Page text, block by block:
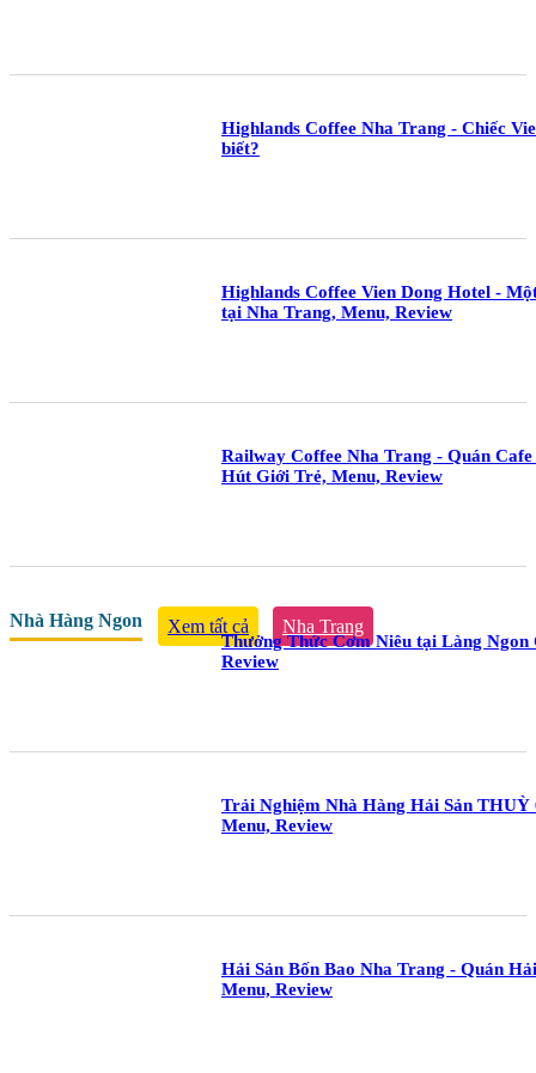
Highlands Coffee Nha Trang - Chiếc
biết?
Highlands Coffee Vien Dong Hotel -
tại Nha Trang, Menu, Review
Railway Coffee Nha Trang - Quán
Hút Giới Trẻ, Menu, Review
Nhà Hàng Ngon Xem tất cả Nha Trang
Thưởng Thức Cơm Niêu tại Làng
Review
Trải Nghiệm Nhà Hàng Hải Sản THUỲ
Menu, Review
Hải Sản Bốn Bao Nha Trang - Quán
Menu, Review